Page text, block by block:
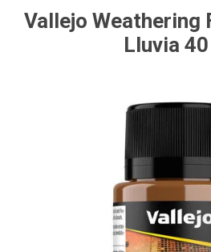
Vallejo Weathering
Lluvia